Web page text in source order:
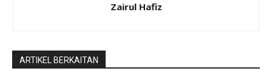
Zairul Hafiz
ARTIKEL BERKAITAN